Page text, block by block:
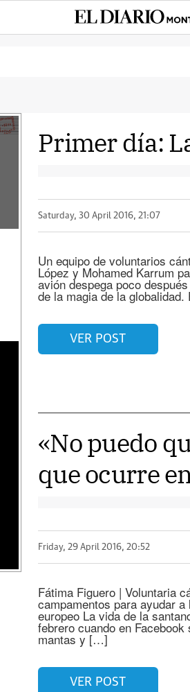
Primer día:
Saturday, 30 April 2016, 21:07
Un equipo de voluntarios
López y Mohamed Karrum
avión despega poco
de la magia de la
VER POST
«No puedo
que ocurre
Friday, 29 April 2016, 20:52
Fátima Figuero | Voluntaria
campamentos para ayudar
europeo La vida de la
febrero cuando en
mantas y […]
VER POST